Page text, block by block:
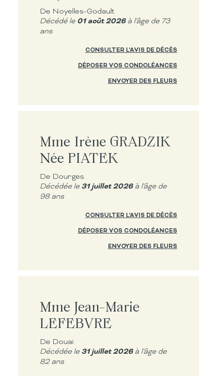
De Noyelles-Godault
Décédé le 01 août 2026à l'âge de 73
ans
CONSULTER L'AVIS DE DÉCÈS
DÉPOSER VOS CONDOLÉANCES
ENVOYER DES FLEURS
Mme Irène GRADZIK
Née PIATEK
De Dourges
Décédée le 31 juillet 2026à l'âge de
98 ans
CONSULTER L'AVIS DE DÉCÈS
DÉPOSER VOS CONDOLÉANCES
ENVOYER DES FLEURS
Mme Jean-Marie
LEFEBVRE
De Douai
Décédée le 31 juillet 2026à l'âge de
82 ans